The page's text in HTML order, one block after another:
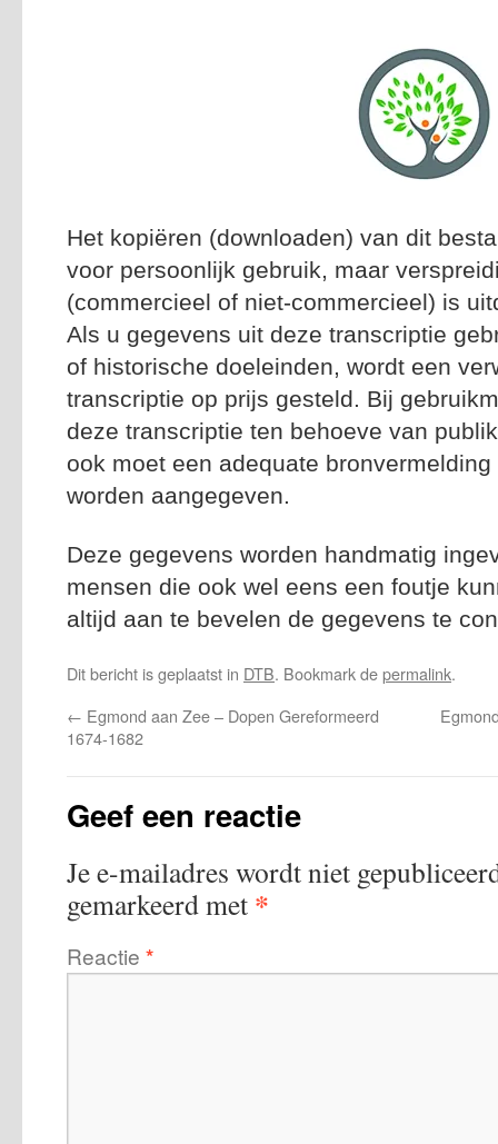
Het kopiëren (downloaden) van dit
voor persoonlijk gebruik, maar
(commercieel of niet-commercieel) is
Als u gegevens uit deze transcriptie
of historische doeleinden, wordt een
transcriptie op prijs gesteld. Bij
deze transcriptie ten behoeve van
ook moet een adequate
worden aangegeven.
Deze gegevens worden handmatig
mensen die ook wel eens een foutje
altijd aan te bevelen de gegevens te
Dit bericht is geplaatst in DTB. Bookmark depermalink.
← Egmond aan Zee – Dopen Gereformeerd
1674-1682
Geef een reactie
Je e-mailadres wordt niet
gemarkeerd met *
Reactie *